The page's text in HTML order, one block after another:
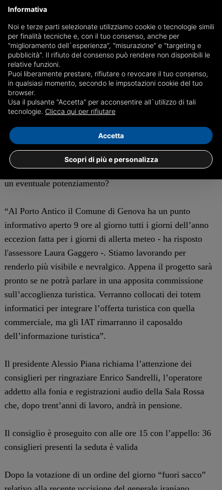
subito, in accordo con la soprintendenza, si era deciso di
ripristinare i cartelloni nelle posizioni originali del 2003.
In ogni caso abbiamo studiato e ragionato con tutti gli
interlocutori delle ipotesi alternative allo studio che
potrebbero vedere la realizzazione di opere di mitigazione
dell’impatto estetico cercando di armonizzare la
coesistenza dei cartelloni con il contesto verde”.
La consigliera Lorella Fontana (Lega) segnala alcune
carenze nella presenza dei punti IAT nella zona di
Caricamento, fulcro del turismo genovese. Che fare per
un eventuale potenziamento?
“Al Porto Antico il Comune di Genova ha un punto
informativo aperto 9 ore al giorno tutti i giorni dell’anno
eccezion fatta per i giorni di allerta meteo - ha risposto
l'assessore Laura Gaggero -. Stiamo lavorando per
renderlo più visibile e nevralgico. Appena il progetto sarà
pronto se ne potrà parlare in una apposita commissione
sull’accoglienza turistica. Verranno collocati dei totem
informatici per integrare l’offerta turistica con quella
commerciale, ma gli IAT rimarranno il caposaldo
dell’informazione turistica”.
Il presidente Alessio Piana richiama l’attenzione dei
consiglieri per ringraziare Enrico Sandrelli, l’operatore
addetto alla fonia e registrazioni audio della Sala Rossa
che, dopo trent’anni di lavoro, andrà in pensione.
Il consiglio è proseguito con alle ore 15 con l’appello: 36
consiglieri presenti la seduta è valida
Dopo la votazione di un ordine del giorno “fuori sacco”
Informativa
Noi e terze parti selezionate utilizziamo cookie o tecnologie simili
per finalità tecniche e, con il tuo consenso, anche per
“miglioramento dell`esperienza”, “misurazione” e “targeting e
pubblicità”. Il rifiuto del consenso può rendere non disponibili le
relative funzioni.
Puoi liberamente prestare, rifiutare o revocare il tuo consenso,
in qualsiasi momento, secondo le impsotazioni cookie del tuo
browser.
Usa il pulsante “Accetta” per acconsentire all`utilizzo di tali
tecnologie. Clicca qui per rifiutare
Scopri di più e personalizza
Accetta